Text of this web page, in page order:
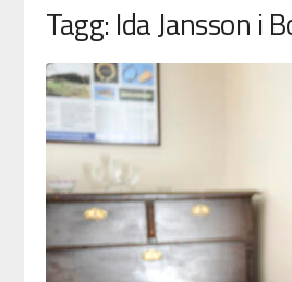
Tagg: Ida Jansson i